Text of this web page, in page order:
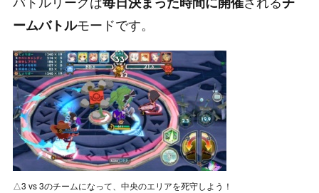
ームバトルモードです。
△3 vs 3のチームになって、中央のエリアを死守しよう！